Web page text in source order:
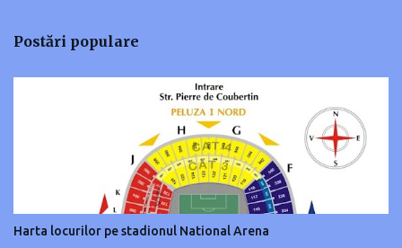
r
Postări populare
Harta locurilor pe stadionul National Arena